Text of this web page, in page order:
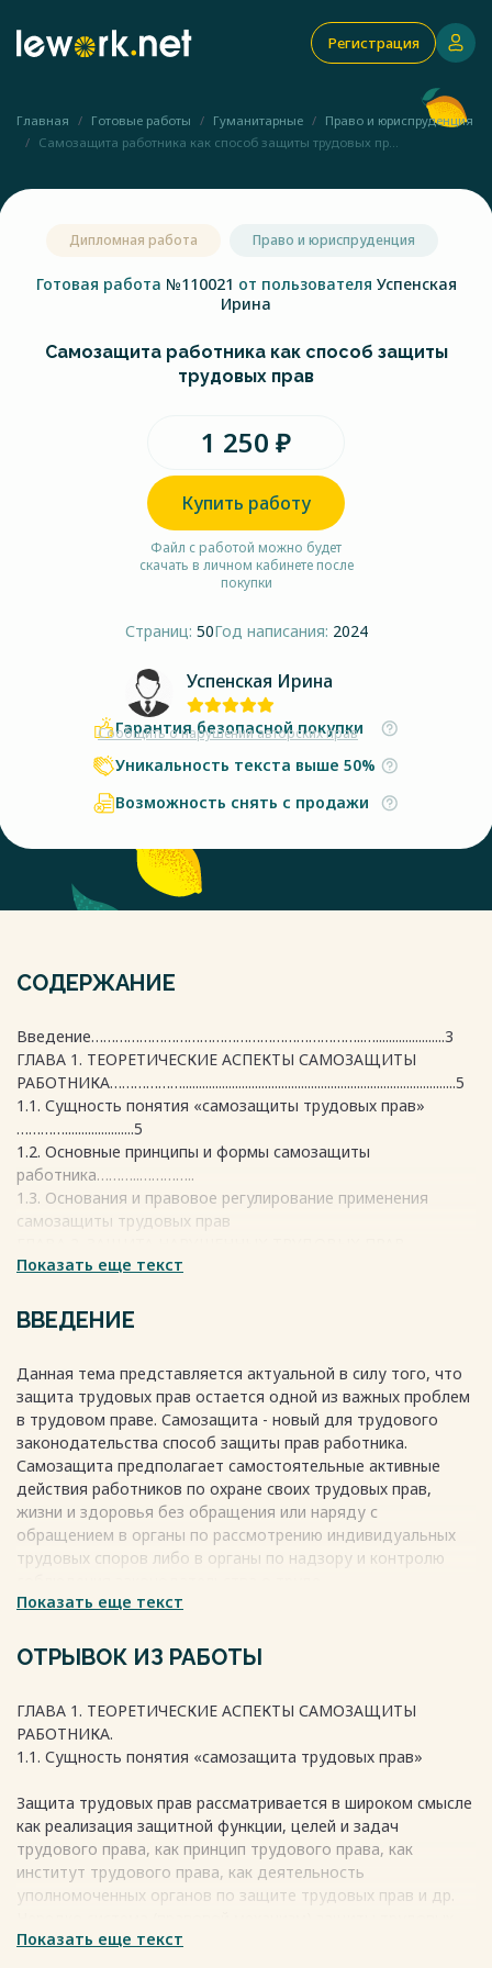
Регистрация
Главная Готовые работы Гуманитарные
Право и юриспруденция
Самозащита работника как способ защиты трудовых пр...
Дипломная работа Право и юриспруденция
Готовая работа №110021 от пользователя Успенская
Ирина
Самозащита работника как способ защиты
трудовых прав
1 250 ₽
Купить работу
Файл с работой можно будет
скачать в личном кабинете после
покупки
Страниц: 50Год написания: 2024
Успенская Ирина
Сообщить о нарушении авторских прав
Гарантия безопасной покупки
Уникальность текста выше 50%
Возможность снять с продажи
СОДЕРЖАНИЕ
Введение…………………………………………………………..….....................3
ГЛАВА 1. ТЕОРЕТИЧЕСКИЕ АСПЕКТЫ САМОЗАЩИТЫ
РАБОТНИКА………………...................................................................................5
1.1. Сущность понятия «самозащиты трудовых прав»
………….....................5
1.2. Основные принципы и формы самозащиты
работника………..…………..
1.3. Основания и правовое регулирование применения
самозащиты трудовых прав
РАБОТНИКА: ЗАКОНОДАТЕЛЬСТВО И
2.1. Государственный надзор и контроль за соблюдением
трудового
2.2. Применение на практике института самозащиты
работников……………………………………………………………………….32
Заключение………………………………………………………………………42
Список использованных источников и
литературы………………..................43
Весь текст будет доступенпосле покупки
Показать еще текст
ВВЕДЕНИЕ
Данная тема представляется актуальной в силу того, что
защита трудовых прав остается одной из важных проблем
в трудовом праве. Самозащита - новый для трудового
законодательства способ защиты прав работника.
Самозащита предполагает самостоятельные активные
действия работников по охране своих трудовых прав,
жизни и здоровья без обращения или наряду с
обращением в органы по рассмотрению индивидуальных
трудовых споров либо в органы по надзору и контролю
Право на самозащиту относится к особым способам
индивидуальных. Древнеримские юристы утверждали:
соответствии с пунктом 2 статьи 45 Конституции
Российской Федерации каждый вправе защищать свои
права и свободы всеми способами, не запрещенными
Весь текст будет доступенпосле покупки
Показать еще текст
ОТРЫВОК ИЗ РАБОТЫ
ГЛАВА 1. ТЕОРЕТИЧЕСКИЕ АСПЕКТЫ САМОЗАЩИТЫ
РАБОТНИКА.
1.1. Сущность понятия «самозащита трудовых прав»
Защита трудовых прав рассматривается в широком смысле
как реализация защитной функции, целей и задач
трудового права, как принцип трудового права, как
институт трудового права, как деятельность
уполномоченных органов по защите трудовых прав и др.
прав и интересов рассматривается как межотраслевое
Показать еще текст